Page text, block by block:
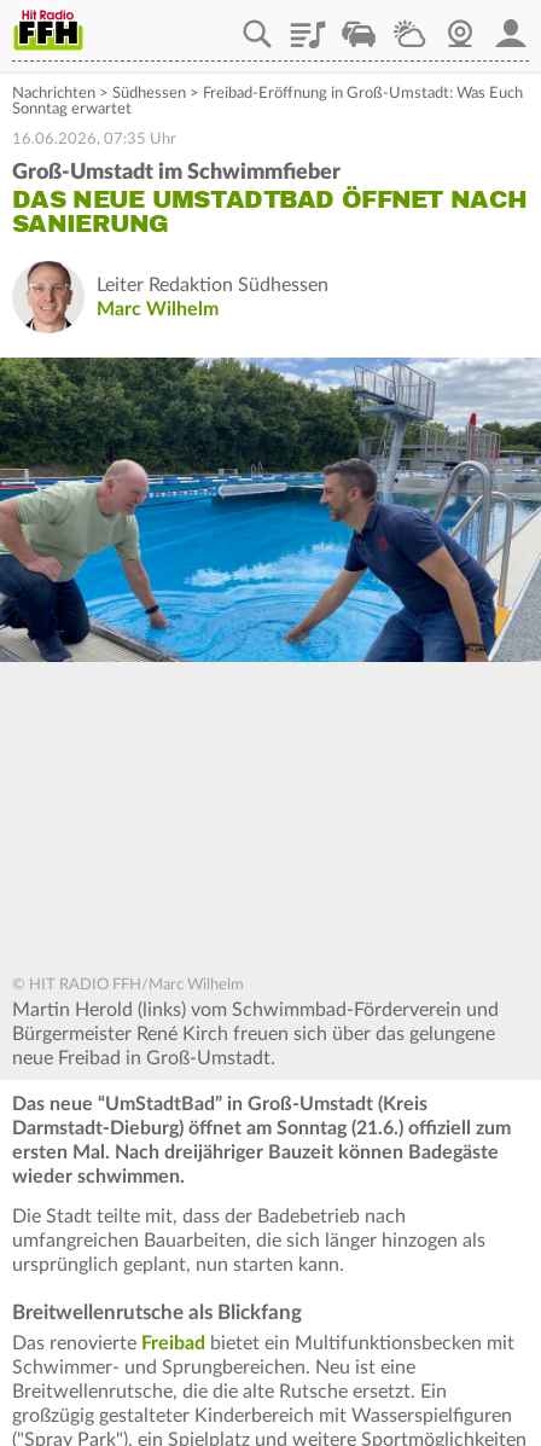
PlaylistStaupilotWetterWebcam
Nachrichten > Südhessen > Freibad-Eröffnung in Groß-Umstadt: Was Euch
Sonntag erwartet
16.06.2026, 07:35 Uhr
Groß-Umstadt im Schwimmfieber
DAS NEUE UMSTADTBAD ÖFFNET NACH
SANIERUNG
Leiter Redaktion Südhessen
Marc Wilhelm
© HIT RADIO FFH/Marc Wilhelm
Martin Herold (links) vom Schwimmbad-Förderverein und
Bürgermeister René Kirch freuen sich über das gelungene
neue Freibad in Groß-Umstadt.
Das neue “UmStadtBad” in Groß-Umstadt (Kreis
Darmstadt-Dieburg) öffnet am Sonntag (21.6.) offiziell zum
ersten Mal. Nach dreijähriger Bauzeit können Badegäste
wieder schwimmen.
Die Stadt teilte mit, dass der Badebetrieb nach
umfangreichen Bauarbeiten, die sich länger hinzogen als
ursprünglich geplant, nun starten kann.
Breitwellenrutsche als Blickfang
Das renovierte Freibad bietet ein Multifunktionsbecken mit
Schwimmer- und Sprungbereichen. Neu ist eine
Breitwellenrutsche, die die alte Rutsche ersetzt. Ein
großzügig gestalteter Kinderbereich mit Wasserspielfiguren
("Spray Park"), ein Spielplatz und weitere Sportmöglichkeiten